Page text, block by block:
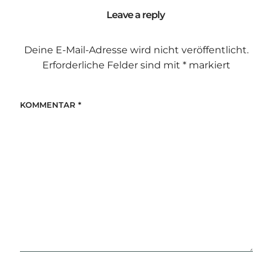
Leave a reply
Deine E-Mail-Adresse wird nicht veröffentlicht.
Erforderliche Felder sind mit *markiert
KOMMENTAR *